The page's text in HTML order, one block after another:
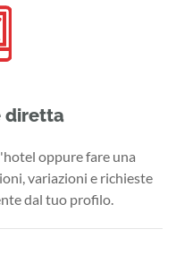
diretta
oppure fare una
variazioni e richieste
dal tuo profilo.